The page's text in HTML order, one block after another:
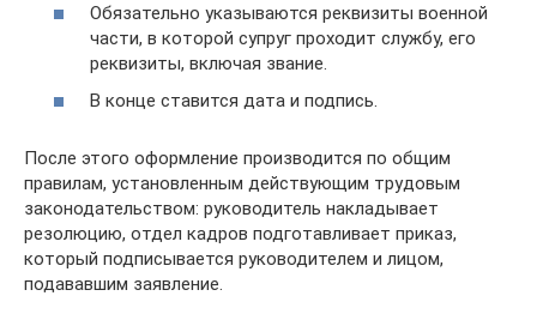
Обязательно указываются реквизиты военной
части, в которой супруг проходит службу, его
реквизиты, включая звание.
В конце ставится дата и подпись.
После этого оформление производится по общим
правилам, установленным действующим трудовым
законодательством: руководитель накладывает
резолюцию, отдел кадров подготавливает приказ,
который подписывается руководителем и лицом,
подававшим заявление.